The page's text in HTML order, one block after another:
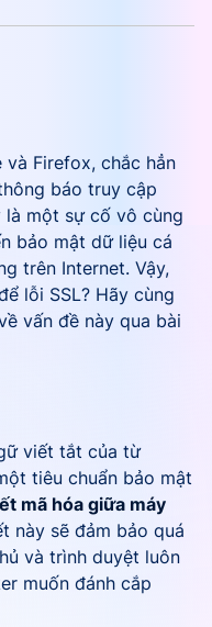
Firefox, chắc hẳn
báo truy cập
một sự cố vô cùng
bảo mật dữ liệu cá
trên Internet. Vậy,
lỗi SSL? Hãy cùng
vấn đề này qua bài
viết tắt của từ
tiêu chuẩn bảo mật
mã hóa giữa máy
này sẽ đảm bảo quá
và trình duyệt luôn
muốn đánh cắp